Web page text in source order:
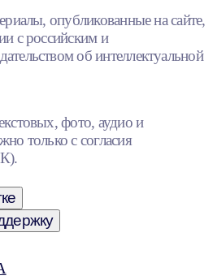
опубликованные на сайте,
с российским и
об интеллектуальной
фото, аудио и
только с согласия